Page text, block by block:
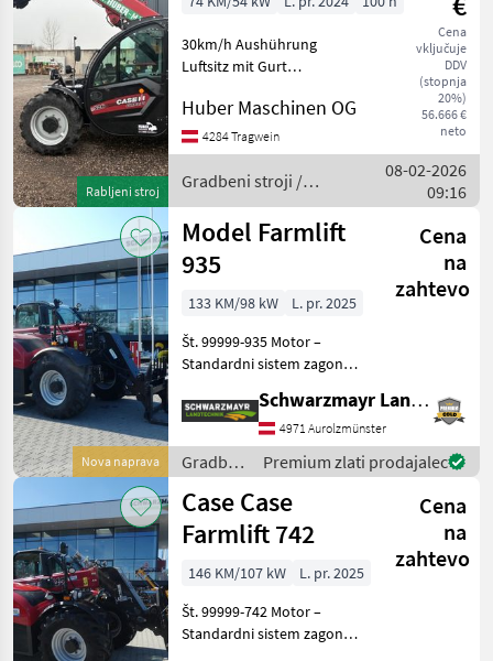
Rabljeni stroj
Cena
vključuje
DDV
(stopnja
20%)
56.666 €
neto
30km/h Aushührung
Luftsitz mit Gurt
Verriegelung mir Euro
Aufnahme Bereifung 280/80
R20 Fernschmierung und 5
Punkte Schmierleiste
Huber Maschinen OG
4284 Tragwein
Gradbeni stroji /
Case IH
08-02-2026
09:16
Nova naprava
Model Farmlift
935
Cena
na
zahtevo
133 KM/98 kW
L. pr. 2025
Št. 99999-935 Motor –
Standardni sistem zagona
– Standardni hladilni sistem
– ventilator – Motor 96 kW /
145 PS stopnja V Menjalnik
–
Schwarzmayr Landtechnik GmbH - Aurolzmünster
4971 Aurolzmünster
Gradbeni
stroji /
Case IH
Premium zlati prodajalec
Case Case
Farmlift 742
Cena
na
zahtevo
146 KM/107 kW
L. pr. 2025
Št. 99999-742 Motor –
Standardni sistem zagona